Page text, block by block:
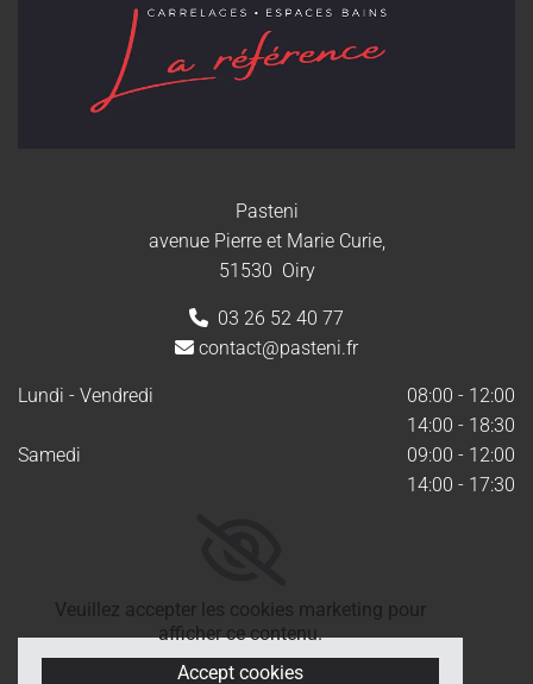
Pasteni
avenue Pierre et Marie Curie,
51530 Oiry
 03 26 52 40 77
 contact@pasteni.fr
Lundi - Vendredi
08:00 - 12:00
14:00 - 18:30
Samedi
09:00 - 12:00
14:00 - 17:30
Veuillez accepter les cookies marketing pour
afficher ce contenu.
Accept cookies